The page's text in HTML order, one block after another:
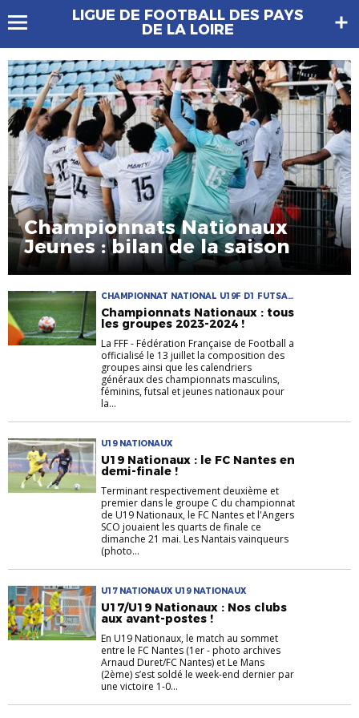
LIGUE DE FOOTBALL DES PAYS
DE LA LOIRE
Championnats Nationaux
Jeunes : bilan de la saison
CHAMPIONNAT NATIONAL U19F D1 FUTSAL
D2 FUTSAL D2F N3 NATIONAL U17
NATIONAUX U19 NATIONAUX
Championnats Nationaux : tous
les groupes 2023-2024 !
La FFF - Fédération Française de Football a
officialisé le 13 juillet la composition des
groupes ainsi que les calendriers
généraux des championnats masculins,
féminins, futsal et jeunes nationaux pour
la...
U19 NATIONAUX
U19 Nationaux : le FC Nantes en
demi-finale !
Terminant respectivement deuxième et
premier dans le groupe C du championnat
de U19 Nationaux, le FC Nantes et l'Angers
SCO jouaient les quarts de finale ce
dimanche 21 mai. Les Nantais vainqueurs
(photo...
U17 NATIONAUX U19 NATIONAUX
U17/U19 Nationaux : Nos clubs
aux avant-postes !
En U19 Nationaux, le match au sommet
entre le FC Nantes (1er - photo archives
Arnaud Duret/FC Nantes) et Le Mans
(2ème) s’est soldé le week-end dernier par
une victoire 1-0...